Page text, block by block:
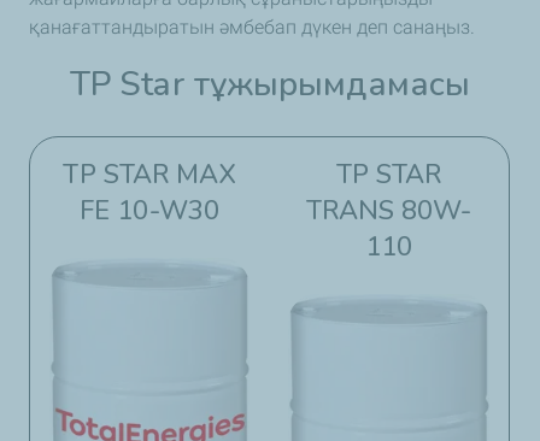
қанағаттандыратын әмбебап дүкен деп санаңыз.
TP Star тұжырымдамасы​​
TP STAR MAX
FE 10-W30
TP STAR
TRANS 80W-
110​​